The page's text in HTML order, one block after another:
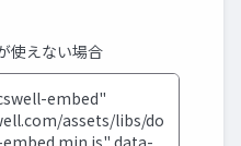
使えない場合